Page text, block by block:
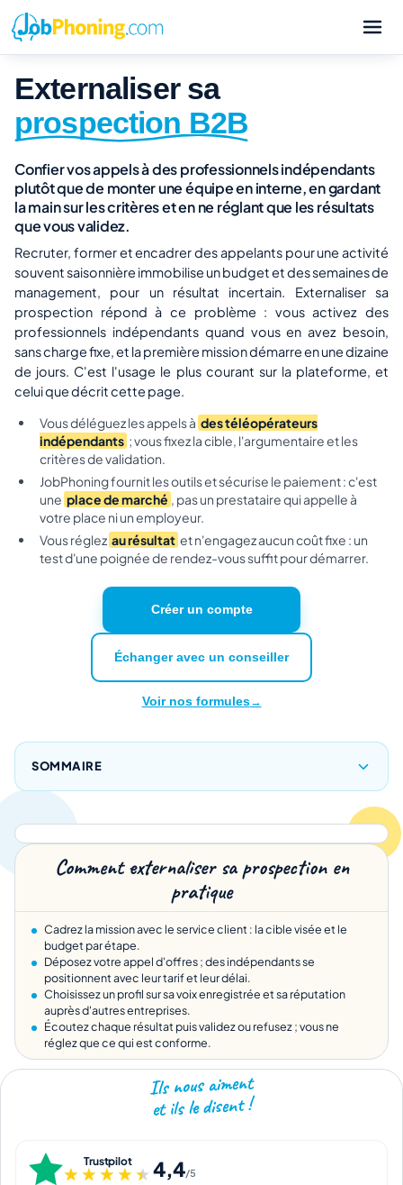
Externaliser sa
prospection B2B
Confier vos appels à des professionnels indépendants
plutôt que de monter une équipe en interne, en gardant
la main sur les critères et en ne réglant que les résultats
que vous validez.
Recruter, former et encadrer des appelants pour une activité
souvent saisonnière immobilise un budget et des semaines de
management, pour un résultat incertain. Externaliser sa
prospection répond à ce problème : vous activez des
professionnels indépendants quand vous en avez besoin,
sans charge fixe, et la première mission démarre en une dizaine
de jours. C'est l'usage le plus courant sur la plateforme, et
celui que décrit cette page.
Vous déléguez les appels à des téléopérateurs
indépendants ; vous fixez la cible, l'argumentaire et les
critères de validation.
JobPhoning fournit les outils et sécurise le paiement : c'est
une place de marché , pas un prestataire qui appelle à
votre place ni un employeur.
Vous réglez au résultat et n'engagez aucun coût fixe : un
test d'une poignée de rendez-vous suffit pour démarrer.
Créer un compte
Échanger avec un conseiller
Voir nos formules
SOMMAIRE
Comment externaliser sa prospection en
pratique
Cadrez la mission avec le service client : la cible visée et le
budget par étape.
Déposez votre appel d'offres ; des indépendants se
positionnent avec leur tarif et leur délai.
Choisissez un profil sur sa voix enregistrée et sa réputation
auprès d'autres entreprises.
Écoutez chaque résultat puis validez ou refusez ; vous ne
réglez que ce qui est conforme.
Ils nous aiment
et ils le disent !
Trustpilot
★★★★★
★★★★★ 4,4/5